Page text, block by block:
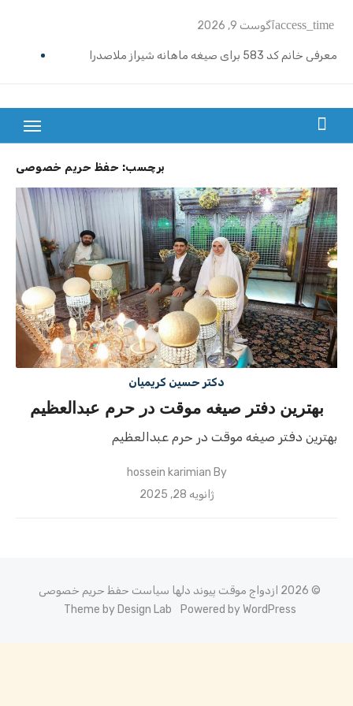
content
access_timeآگوست 9, 2026
معرفی خانم کد 583 برای صیغه ماهانه شیراز ملاصدرا
ازدواج موقت ماهیانه رامسر | خانم کد 591
ازدواج موقت ماهیانه اصفهان | معرفی خانم کد 589
معرفی خانم کد 588 برای ازدواج موقت ماهیانه کرج در مهرشهر
معرفی خانم کد 587 برای ازدواج موقت ماهیانه در یزد
معرفی خانم کد 586 برای ازدواج موقت ماهیانه قزوین
معرفی خانم کد 585 برای ازدواج موقت ماهیانه در نوشهر
معرفی خانم کد 584 برای صیغه ماهانه زنجان و ازدواج موقت
بزرگترین سایت صیغه یابی از سراسر ایران
برچسب: حفظ حریم خصوصی
دکتر حسین کریمیان
بهترین دفتر صیغه موقت در حرم عبدالعظیم
بهترین دفتر صیغه موقت در حرم عبدالعظیم
By
hossein karimian
Posted
ژانویه 28, 2025
© 2026 ازدواج موقت پیوند دلها
سیاست حفظ حریم خصوصی
Powered by WordPress
Theme by Design Lab